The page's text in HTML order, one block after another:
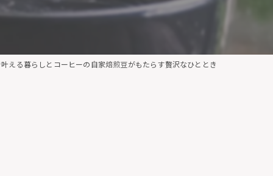
自家焙煎
える暮らしとコーヒーの自家焙煎豆がもたらす贅沢なひととき